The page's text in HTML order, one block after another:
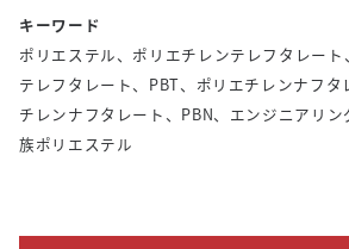
キーワード
ポリエステル、ポリエチレンテレフタレート
テレフタレート、PBT、ポリエチレンナフタ
チレンナフタレート、PBN、エンジニアリ
族ポリエステル